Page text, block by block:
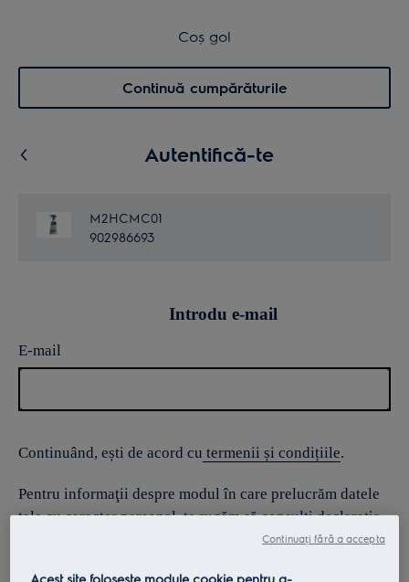
Menu 0
Coș de cumpărături
Coș gol
Continuă cumpărăturile
Autentifică-te
M2HCMC01
902986693
Introdu e-mail
E-mail
Continuând, ești de acord cu termenii și condițiile.
Pentru informaţii despre modul în care prelucrăm datele
tale cu caracter personal, te rugăm să consulţi declaraţia
Acest site folosește module cookie pentru a-
Continuați fără a accepta